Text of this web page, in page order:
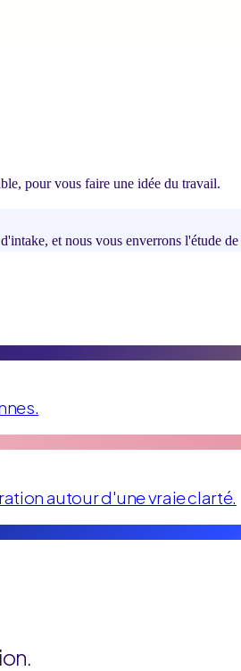
pour vous faire une idée du travail.
et nous vous enverrons l'étude
autour d'une vraie clarté.